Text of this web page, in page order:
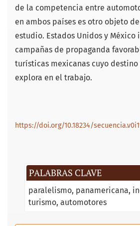
PALABRAS CLAVE
paralelismo panamericana
turismo automotores
de la competencia entre
en ambos países es otro objeto
estudio. Estados Unidos y México
campañas de propaganda
turísticas mexicanas cuyo
explora en el trabajo.
https://doi.org/10.18234/